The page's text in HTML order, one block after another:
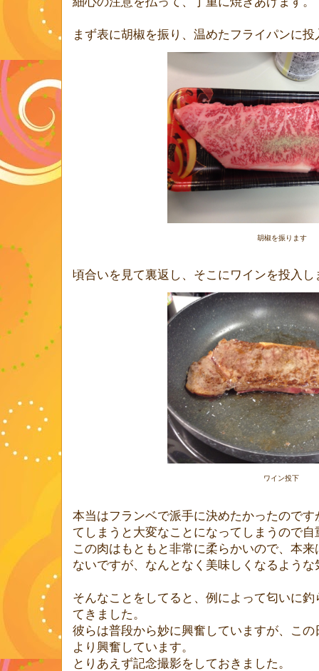
まず表に胡椒を振り、温めたフライパンに投
胡椒を振ります
頃合いを見て裏返し、そこにワインを投入し
ワイン投下
本当はフランベで派手に決めたかったので
てしまうと大変なことになってしまうので自
この肉はもともと非常に柔らかいので、本
ないですが、なんとなく美味しくなるよう
そんなことをしてると、例によって匂いに
てきました。
彼らは普段から妙に興奮していますが、こ
より興奮しています。
とりあえず記念撮影をしておきました。